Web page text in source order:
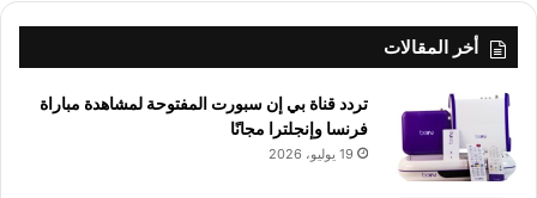
أخر المقالات
تردد قناة بي إن سبورت المفتوحة لمشاهدة مباراة
فرنسا وإنجلترا مجانًا
19 يوليو، 2026